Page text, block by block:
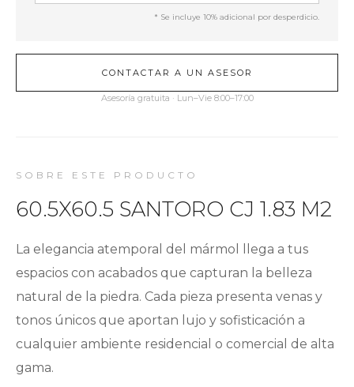
* Se incluye 10% adicional por desperdicio.
CONTACTAR A UN ASESOR
Asesoría gratuita · Lun–Vie 8:00–17:00
SOBRE ESTE PRODUCTO
60.5X60.5 SANTORO CJ 1.83 M2
La elegancia atemporal del mármol llega a tus
espacios con acabados que capturan la belleza
natural de la piedra. Cada pieza presenta venas y
tonos únicos que aportan lujo y sofisticación a
cualquier ambiente residencial o comercial de alta
gama.